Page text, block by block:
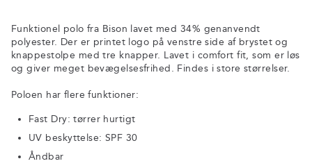
Funktionel polo fra Bison lavet med 34% genanvendt
polyester. Der er printet logo på venstre side af brystet og
knappestolpe med tre knapper. Lavet i comfort fit, som er løs
og giver meget bevægelsesfrihed. Findes i store størrelser.
Poloen har flere funktioner:
Fast Dry: tørrer hurtigt
UV beskyttelse: SPF 30
Åndbar